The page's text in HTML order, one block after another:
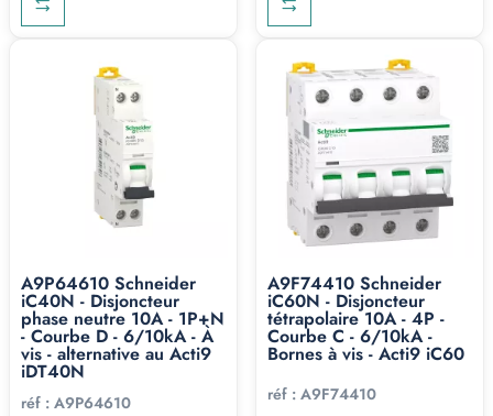
A9P64610 Schneider
iC40N - Disjoncteur
phase neutre 10A - 1P+N
- Courbe D - 6/10kA - À
vis - alternative au Acti9
iDT40N
réf : A9P64610
A9F74410 Schneider
iC60N - Disjoncteur
tétrapolaire 10A - 4P -
Courbe C - 6/10kA -
Bornes à vis - Acti9 iC60
réf : A9F74410